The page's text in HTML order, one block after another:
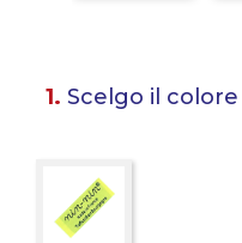
1. Scelgo il